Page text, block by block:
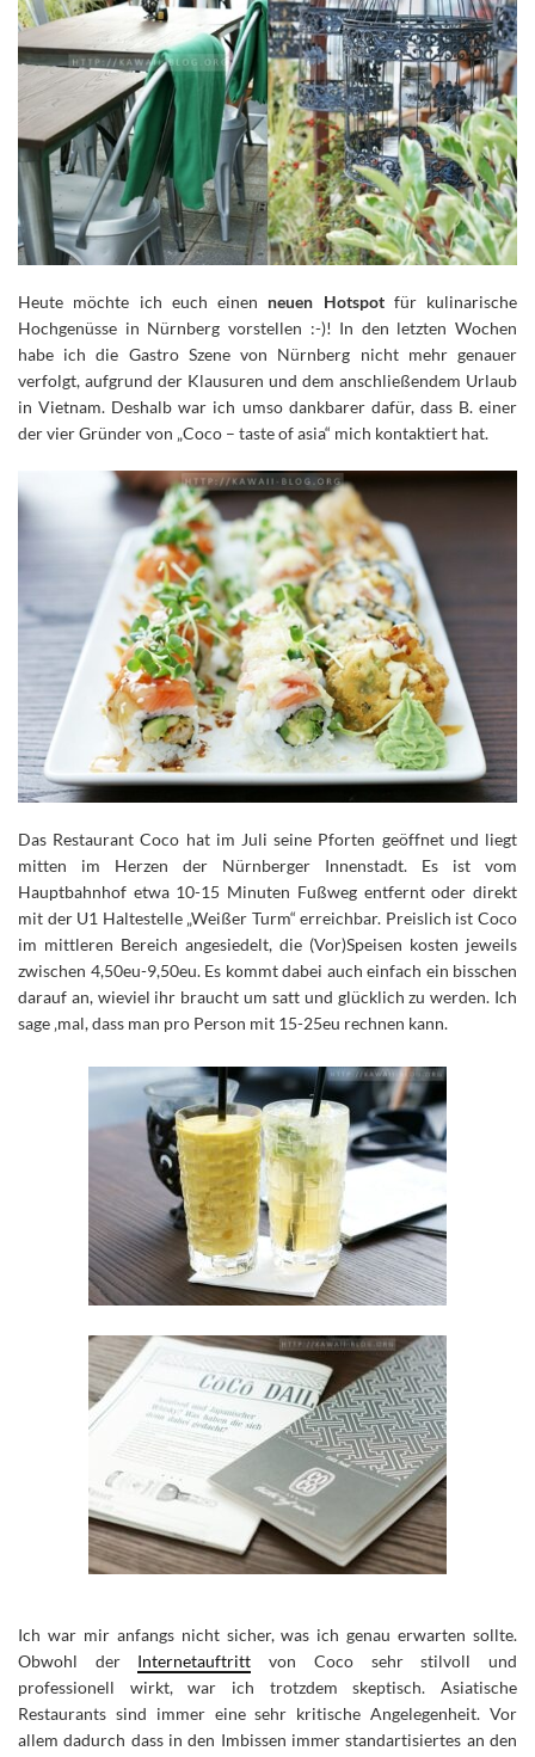
Heute möchte ich euch einen neuen Hotspotfür kulinarische
Hochgenüsse in Nürnberg vorstellen :-)! In den letzten Wochen
habe ich die Gastro Szene von Nürnberg nicht mehr genauer
verfolgt, aufgrund der Klausuren und dem anschließendem Urlaub
in Vietnam. Deshalb war ich umso dankbarer dafür, dass B. einer
der vier Gründer von „Coco – taste of asia“ mich kontaktiert hat.
Das Restaurant Coco hat im Juli seine Pforten geöffnet und liegt
mitten im Herzen der Nürnberger Innenstadt. Es ist vom
Hauptbahnhof etwa 10-15 Minuten Fußweg entfernt oder direkt
mit der U1 Haltestelle „Weißer Turm“ erreichbar. Preislich ist Coco
im mittleren Bereich angesiedelt, die (Vor)Speisen kosten jeweils
zwischen 4,50eu-9,50eu. Es kommt dabei auch einfach ein bisschen
darauf an, wieviel ihr braucht um satt und glücklich zu werden. Ich
sage ‚mal, dass man pro Person mit 15-25eu rechnen kann.
Ich war mir anfangs nicht sicher, was ich genau erwarten sollte.
Obwohl der Internetauftritt von Coco sehr stilvoll und
professionell wirkt, war ich trotzdem skeptisch. Asiatische
Restaurants sind immer eine sehr kritische Angelegenheit. Vor
allem dadurch dass in den Imbissen immer standartisiertes an den